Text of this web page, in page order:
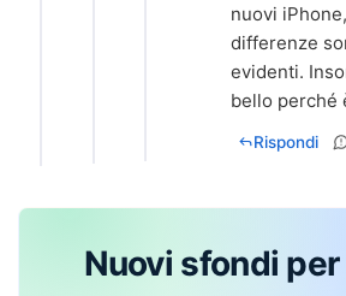
nuovi
differenze
evidenti.
bello perché
Rispondi
Nuovi sfondi per